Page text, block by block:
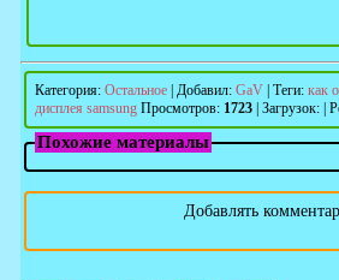
Категория: Остальное Добавил: GaV Теги: как
дисплея samsung Просмотров: 1723 Загрузок:
Похожие материалы
Добавлять